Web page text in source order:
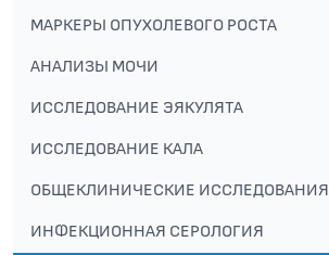
МАРКЕРЫ ОПУХОЛЕВОГО РОСТА
АНАЛИЗЫ МОЧИ
ИССЛЕДОВАНИЕ ЭЯКУЛЯТА
ИССЛЕДОВАНИЕ КАЛА
ОБЩЕКЛИНИЧЕСКИЕ ИССЛЕДОВАНИЯ
ИНФЕКЦИОННАЯ СЕРОЛОГИЯ